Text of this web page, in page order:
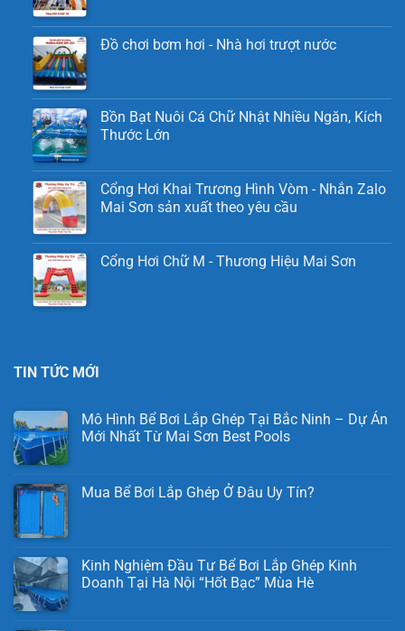
Đồ chơi bơm hơi - Nhà hơi trượt nước
Bồn Bạt Nuôi Cá Chữ Nhật Nhiều Ngăn, Kích
Thước Lớn
Cổng Hơi Khai Trương Hình Vòm - Nhắn Zalo
Mai Sơn sản xuất theo yêu cầu
Cổng Hơi Chữ M - Thương Hiệu Mai Sơn
TIN TỨC MỚI
Mô Hình Bể Bơi Lắp Ghép Tại Bắc Ninh – Dự Án
Mới Nhất Từ Mai Sơn Best Pools
Mua Bể Bơi Lắp Ghép Ở Đâu Uy Tín?
Kinh Nghiệm Đầu Tư Bể Bơi Lắp Ghép Kinh
Doanh Tại Hà Nội “Hốt Bạc” Mùa Hè